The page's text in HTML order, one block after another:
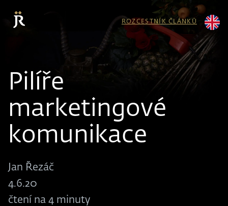
ROZCESTNÍK ČLÁNKŮ
Pilíře
marketingové
komunikace
Jan Řezáč
4.6.20
čtení na 4 minuty